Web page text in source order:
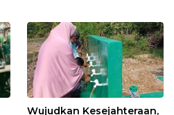
Wujudkan Kesejahteraan,